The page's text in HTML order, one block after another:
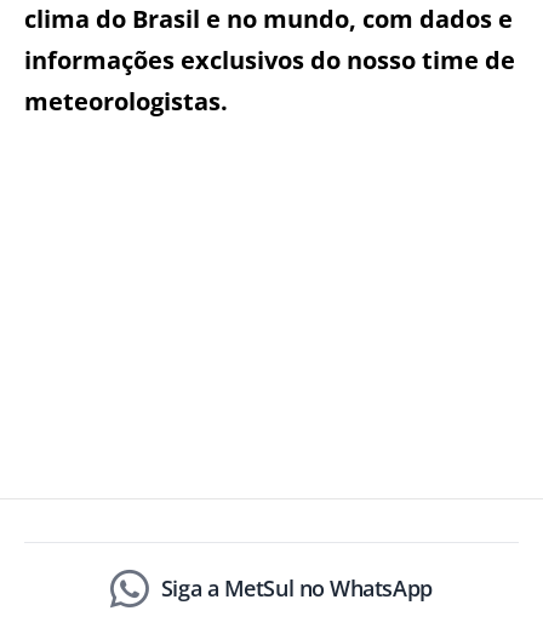
clima do Brasil e no mundo, com dados e
informações exclusivos do nosso time de
meteorologistas.
Siga a MetSul no WhatsApp